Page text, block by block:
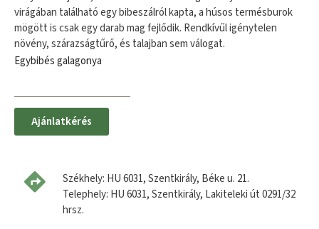
virágában található egy bibeszálról kapta, a húsos termésburok
mögött is csak egy darab mag fejlődik. Rendkívűl igénytelen
növény, szárazságtűrő, és talajban sem válogat.
Egybibés galagonya
Ajánlatkérés
Székhely: HU 6031, Szentkirály, Béke u. 21.
Telephely: HU 6031, Szentkirály, Lakiteleki út 0291/32
hrsz.